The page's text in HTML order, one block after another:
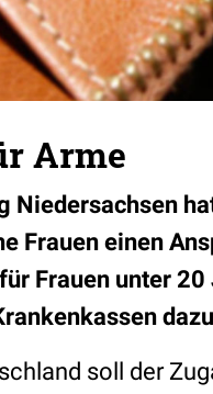
Arme
Niedersachsen
Frauen einen
Frauen unter
soll der